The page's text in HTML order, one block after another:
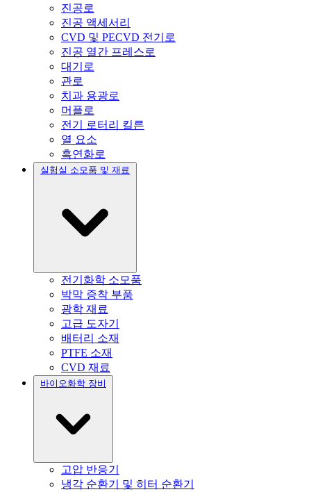
진공로
진공 액세서리
CVD 및 PECVD 전기로
진공 열간 프레스로
대기로
관로
치과 용광로
머플로
전기 로터리 킬른
열 요소
흑연화로
실험실 소모품 및 재료
전기화학 소모품
박막 증착 부품
광학 재료
고급 도자기
배터리 소재
PTFE 소재
CVD 재료
바이오화학 장비
고압 반응기
냉각 순환기 및 히터 순환기